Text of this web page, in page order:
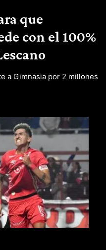
que
con el 100%
a Gimnasia por 2 millones